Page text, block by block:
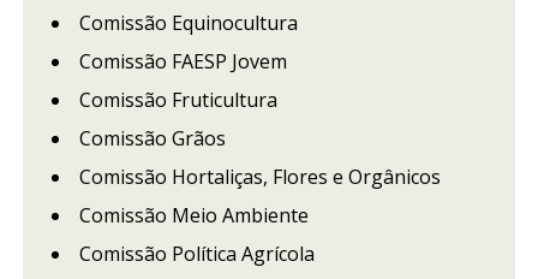
Comissão Equinocultura
Comissão FAESP Jovem
Comissão Fruticultura
Comissão Grãos
Comissão Hortaliças, Flores e Orgânicos
Comissão Meio Ambiente
Comissão Política Agrícola